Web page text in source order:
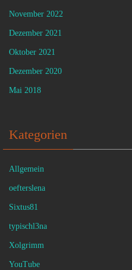
November 2022
Dezember 2021
Oktober 2021
Dezember 2020
Mai 2018
Kategorien
Allgemein
oefterslena
Sixtus81
typischl3na
Xolgrimm
YouTube